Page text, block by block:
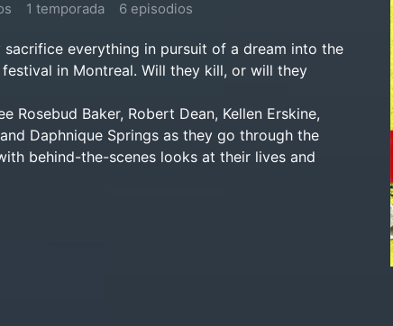
1 temporada 6 episodios
everything in pursuit of a dream into the
in Montreal. Will they kill, or will they
Rosebud Baker, Robert Dean, Kellen Erskine,
Daphnique Springs as they go through the
behind-the-scenes looks at their lives and